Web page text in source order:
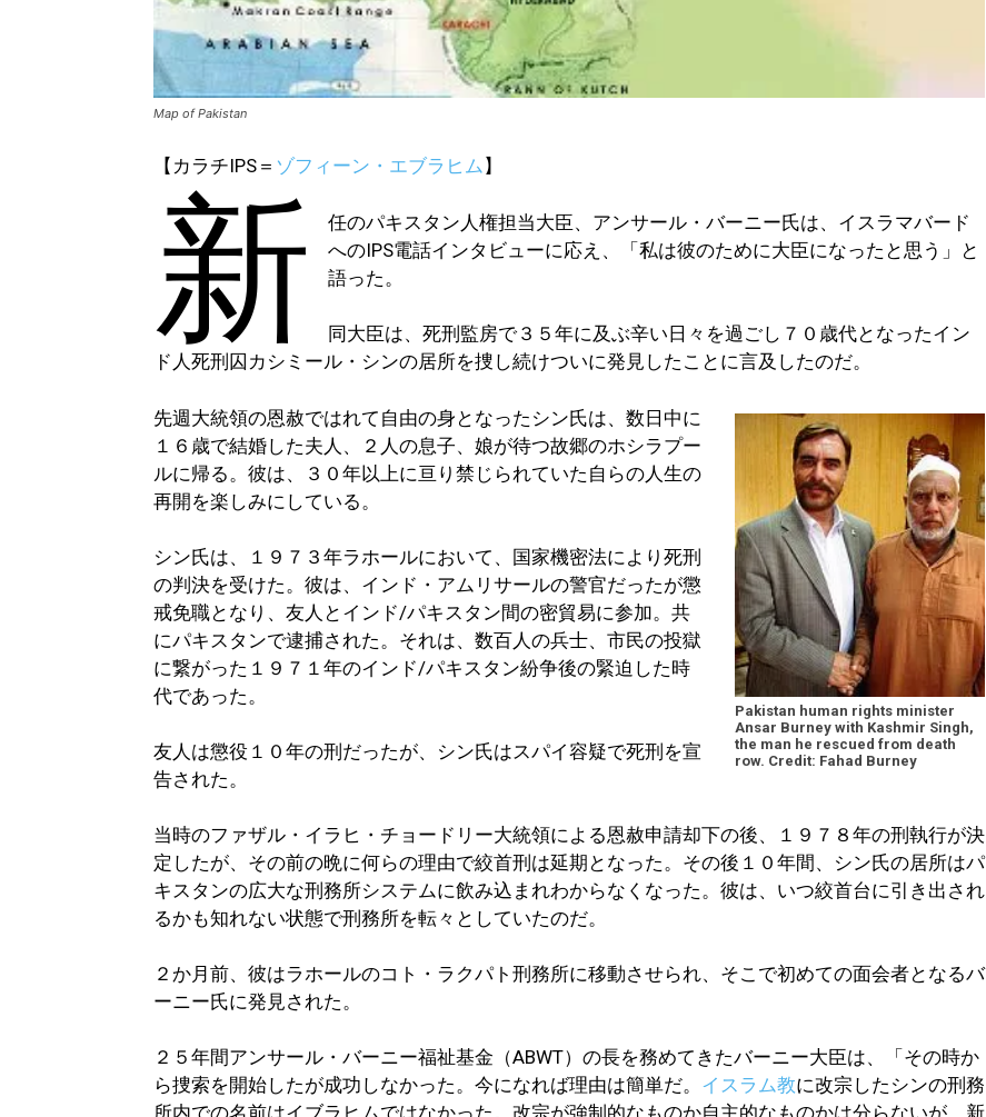
Map of Pakistan
【カラチIPS＝ ゾフィーン・エブラヒム 】
新
任のパキスタン人権担当大臣、アンサール・バーニー氏は、イスラマバード
へのIPS電話インタビューに応え、「私は彼のために大臣になったと思う」と
語った。
同大臣は、死刑監房で３５年に及ぶ辛い日々を過ごし７０歳代となったイン
ド人死刑囚カシミール・シンの居所を捜し続けついに発見したことに言及したのだ。
Pakistan human rights minister
Ansar Burney with Kashmir Singh,
the man he rescued from death
row. Credit: Fahad Burney
先週大統領の恩赦ではれて自由の身となったシン氏は、数日中に
１６歳で結婚した夫人、２人の息子、娘が待つ故郷のホシラプー
ルに帰る。彼は、３０年以上に亘り禁じられていた自らの人生の
再開を楽しみにしている。
シン氏は、１９７３年ラホールにおいて、国家機密法により死刑
の判決を受けた。彼は、インド・アムリサールの警官だったが懲
戒免職となり、友人とインド/パキスタン間の密貿易に参加。共
にパキスタンで逮捕された。それは、数百人の兵士、市民の投獄
に繋がった１９７１年のインド/パキスタン紛争後の緊迫した時
代であった。
友人は懲役１０年の刑だったが、シン氏はスパイ容疑で死刑を宣
告された。
当時のファザル・イラヒ・チョードリー大統領による恩赦申請却下の後、１９７８年の刑執行が決
定したが、その前の晩に何らの理由で絞首刑は延期となった。その後１０年間、シン氏の居所はパ
キスタンの広大な刑務所システムに飲み込まれわからなくなった。彼は、いつ絞首台に引き出され
るかも知れない状態で刑務所を転々としていたのだ。
２か月前、彼はラホールのコト・ラクパト刑務所に移動させられ、そこで初めての面会者となるバ
ーニー氏に発見された。
２５年間アンサール・バーニー福祉基金（ABWT）の長を務めてきたバーニー大臣は、「その時か
ら捜索を開始したが成功しなかった。今になれば理由は簡単だ。 イスラム教に改宗したシンの刑務
所内での名前はイブラヒムではなかった。改宗が強制的なものか自主的なものかは分らないが、新